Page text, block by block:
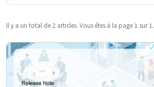
Il y a un total de 2 articles. Vous êtes à la page 1 sur 1.